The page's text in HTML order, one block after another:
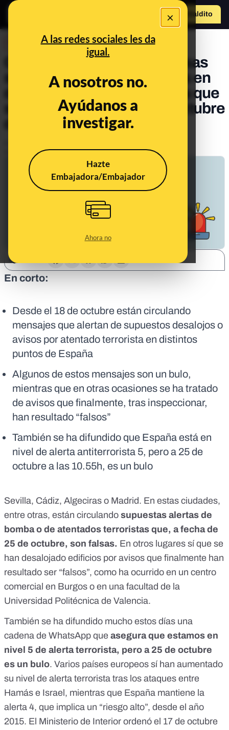
×
A las redes sociales les da
igual.
A nosotros no.
Ayúdanos a
investigar.
Hazte
Embajadora/Embajador
Ahora no
Hazte Maldito
Cuidado con las alertas falsas
sobre atentados terroristas en
distintos puntos de España que
se están difundiendo en octubre
Actualizado elOct 25, 2023, 11:22:00 AM
En corto:
Desde el 18 de octubre están circulando
mensajes que alertan de supuestos desalojos o
avisos por atentado terrorista en distintos
puntos de España
Algunos de estos mensajes son un bulo,
mientras que en otras ocasiones se ha tratado
de avisos que finalmente, tras inspeccionar,
han resultado “falsos”
También se ha difundido que España está en
nivel de alerta antiterrorista 5, pero a 25 de
octubre a las 10.55h, es un bulo
Sevilla, Cádiz, Algeciras o Madrid. En estas ciudades,
entre otras, están circulando supuestas alertas de
bomba o de atentados terroristas que, a fecha de
25 de octubre, son falsas. En otros lugares sí que se
han desalojado edificios por avisos que finalmente han
resultado ser “falsos”, como ha ocurrido en un centro
comercial en Burgos o en una facultad de la
Universidad Politécnica de Valencia.
También se ha difundido mucho estos días una
cadena de WhatsApp que asegura que estamos en
nivel 5 de alerta terrorista, pero a 25 de octubre
es un bulo. Varios países europeos sí han aumentado
su nivel de alerta terrorista tras los ataques entre
Hamás e Israel, mientras que España mantiene la
alerta 4, que implica un “riesgo alto”, desde el año
2015. El Ministerio de Interior ordenó el 17 de octubre